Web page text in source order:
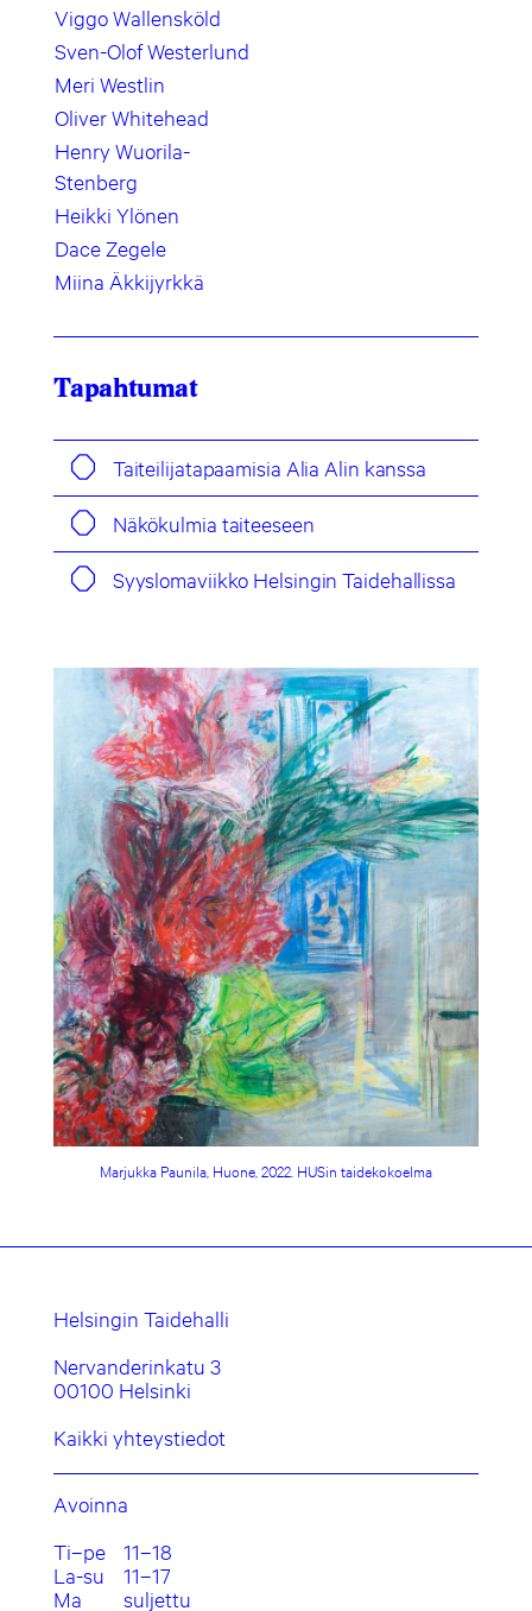
Viggo Wallensköld
Sven-Olof Westerlund
Meri Westlin
Oliver Whitehead
Henry Wuorila-
Stenberg
Heikki Ylönen
Dace Zegele
Miina Äkkijyrkkä
Tapahtumat
Taiteilijatapaamisia Alia Alin kanssa
Näkökulmia taiteeseen
Syyslomaviikko Helsingin Taidehallissa
Marjukka Paunila, Huone, 2022. HUSin taidekokoelma
Helsingin Taidehalli
Nervanderinkatu 3
00100 Helsinki
Kaikki yhteystiedot
Avoinna
Ti–pe
11–18
La-su
11–17
Ma
suljettu